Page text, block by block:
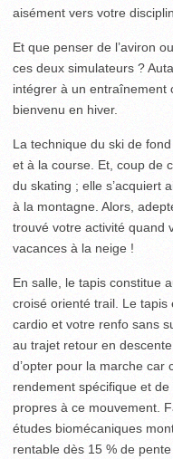
aisément vers votre
Et que penser de l’aviron
ces deux simulateurs ?
intégrer à un entraînement
bienvenu en hiver.
La technique du ski de
et à la course. Et, coup de
du skating ; elle s’acquiert
à la montagne. Alors,
trouvé votre activité quand
vacances à la neige !
En salle, le tapis constitue
croisé orienté trail. Le
cardio et votre renfo sans
au trajet retour en
d’opter pour la marche car
rendement spécifique et
propres à ce mouvement.
études biomécaniques
rentable dès 15 % de